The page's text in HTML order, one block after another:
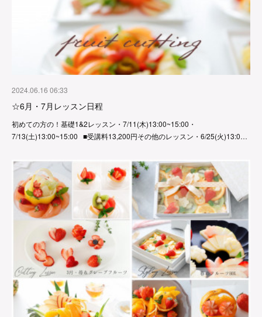
2024.06.16 06:33
☆6月・7月レッスン日程
初めての方の！基礎1&2レッスン・7/11(木)13:00~15:00・
7/13(土)13:00~15:00 ■受講料13,200円その他のレッスン・6/25(火)13:0…